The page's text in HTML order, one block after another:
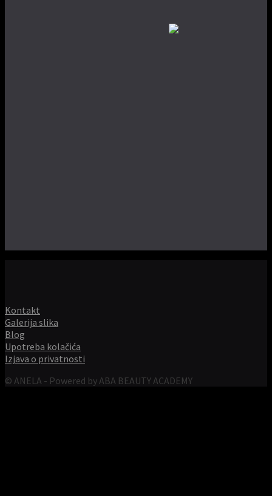
Kontakt
Galerija slika
Blog
Upotreba kolačića
Izjava o privatnosti
© ANELA - Powered by ABA BEAUTY ACADEMY